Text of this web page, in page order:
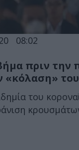
08:02
πριν την
«κόλαση»
του